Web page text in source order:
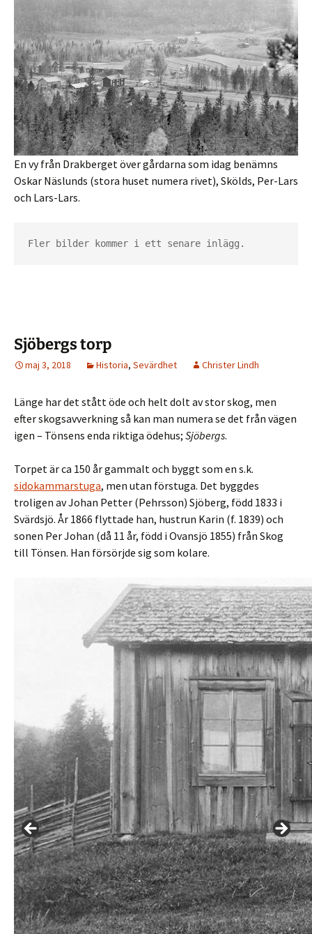
En vy från Drakberget över gårdarna som idag benämns
Oskar Näslunds (stora huset numera rivet), Skölds, Per-Lars
och Lars-Lars.
Fler bilder kommer i ett senare inlägg.
Sjöbergs torp
maj 3, 2018 Historia, Sevärdhet Christer Lindh
Länge har det stått öde och helt dolt av stor skog, men
efter skogsavverkning så kan man numera se det från vägen
igen – Tönsens enda riktiga ödehus; Sjöbergs.
Torpet är ca 150 år gammalt och byggt som en s.k.
sidokammarstuga, men utan förstuga. Det byggdes
troligen av Johan Petter (Pehrsson) Sjöberg, född 1833 i
Svärdsjö. År 1866 flyttade han, hustrun Karin (f. 1839) och
sonen Per Johan (då 11 år, född i Ovansjö 1855) från Skog
till Tönsen. Han försörjde sig som kolare.